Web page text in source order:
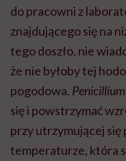
do pracowni z
znajdującego się na
tego doszło, nie
że nie byłoby tej
pogodowa.
się i powstrzymać
przy utrzymującej
temperaturze, która